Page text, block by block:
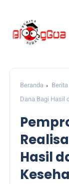
Beranda
Dana Bagi Hasil
Hasil